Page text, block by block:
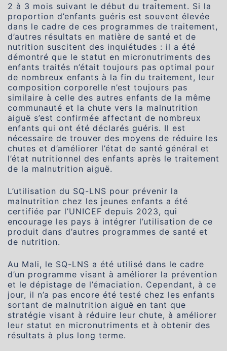
2 à 3 mois suivant le début du traitement. Si la
proportion d’enfants guéris est souvent élevée
dans le cadre de ces programmes de traitement,
d’autres résultats en matière de santé et de
nutrition suscitent des inquiétudes : il a été
démontré que le statut en micronutriments des
enfants traités n’était toujours pas optimal pour
de nombreux enfants à la fin du traitement, leur
composition corporelle n’est toujours pas
similaire à celle des autres enfants de la même
communauté et la chute vers la malnutrition
aiguë s’est confirmée affectant de nombreux
enfants qui ont été déclarés guéris. Il est
nécessaire de trouver des moyens de réduire les
chutes et d’améliorer l’état de santé général et
l’état nutritionnel des enfants après le traitement
de la malnutrition aiguë.
L’utilisation du SQ-LNS pour prévenir la
malnutrition chez les jeunes enfants a été
certifiée par l’UNICEF depuis 2023, qui
encourage les pays à intégrer l’utilisation de ce
produit dans d’autres programmes de santé et
de nutrition.
Au Mali, le SQ-LNS a été utilisé dans le cadre
d’un programme visant à améliorer la prévention
et le dépistage de l’émaciation. Cependant, à ce
jour, il n’a pas encore été testé chez les enfants
sortant de malnutrition aiguë en tant que
stratégie visant à réduire leur chute, à améliorer
leur statut en micronutriments et à obtenir des
résultats à plus long terme.